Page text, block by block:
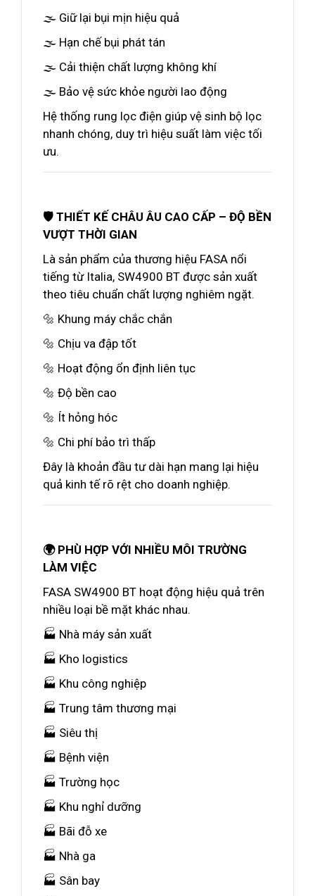
🌫️ Giữ lại bụi mịn hiệu quả
🌫️ Hạn chế bụi phát tán
🌫️ Cải thiện chất lượng không khí
🌫️ Bảo vệ sức khỏe người lao động
Hệ thống rung lọc điện giúp vệ sinh bộ lọc
nhanh chóng, duy trì hiệu suất làm việc tối
ưu.
🛡️ THIẾT KẾ CHÂU ÂU CAO CẤP – ĐỘ BỀN
VƯỢT THỜI GIAN
Là sản phẩm của thương hiệu FASA nổi
tiếng từ Italia, SW4900 BT được sản xuất
theo tiêu chuẩn chất lượng nghiêm ngặt.
🔩 Khung máy chắc chắn
🔩 Chịu va đập tốt
🔩 Hoạt động ổn định liên tục
🔩 Độ bền cao
🔩 Ít hỏng hóc
🔩 Chi phí bảo trì thấp
Đây là khoản đầu tư dài hạn mang lại hiệu
quả kinh tế rõ rệt cho doanh nghiệp.
🌍 PHÙ HỢP VỚI NHIỀU MÔI TRƯỜNG
LÀM VIỆC
FASA SW4900 BT hoạt động hiệu quả trên
nhiều loại bề mặt khác nhau.
🏭 Nhà máy sản xuất
🏭 Kho logistics
🏭 Khu công nghiệp
🏭 Trung tâm thương mại
🏭 Siêu thị
🏭 Bệnh viện
🏭 Trường học
🏭 Khu nghỉ dưỡng
🏭 Bãi đỗ xe
🏭 Nhà ga
🏭 Sân bay